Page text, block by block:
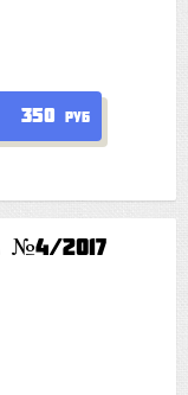
350 руб
№4/2017